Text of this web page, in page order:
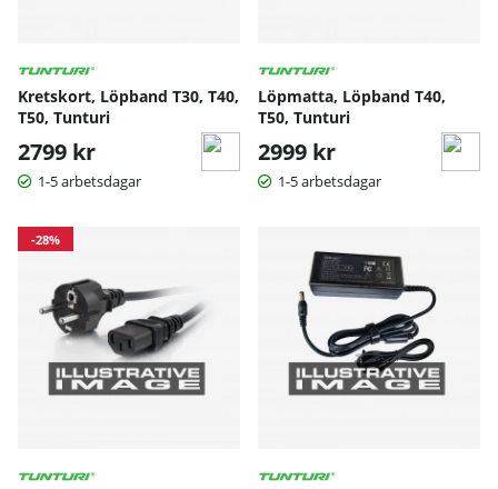
Kretskort, Löpband T30, T40,
T50, Tunturi
2799 kr
1-5 arbetsdagar
Löpmatta, Löpband T40,
T50, Tunturi
2999 kr
1-5 arbetsdagar
-28%